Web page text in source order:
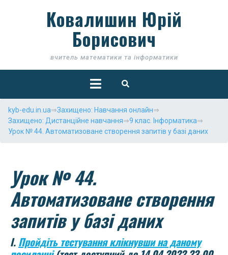
Ковалишин Юрій
Борисович
вчитель математики та інформатики
Open
Button
kyb-edu.in.ua⇒Захищено: Навчання онлайн⇒
Захищено: Дистанційне навчання⇒9 клас. Інформатика⇒
Урок № 44. Автоматизоване створення запитів у базі даних
Урок № 44.
Автоматизоване створення
запитів у базі даних
І. Пройдіть тестування клікнувши на даному